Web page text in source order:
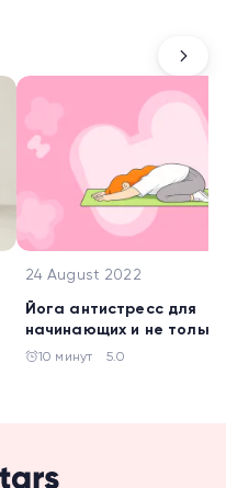
24 August 2022
Йога антистресс для
начинающих и не только,
упражнения против
10 минут 5.0